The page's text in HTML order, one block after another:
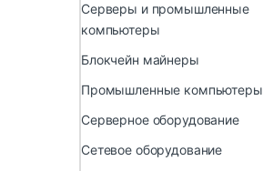
Серверы и промышленные
компьютеры
Блокчейн майнеры
Промышленные компьютеры
Серверное оборудование
Сетевое оборудование